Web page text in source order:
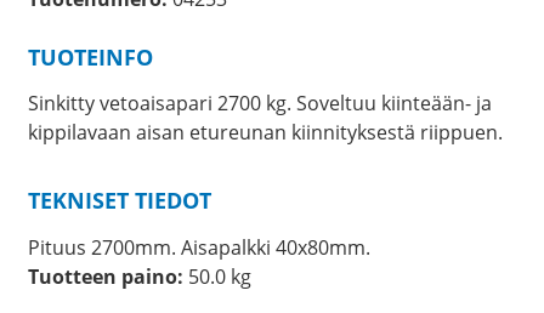
TUOTEINFO
Sinkitty vetoaisapari 2700 kg. Soveltuu kiinteään- ja
kippilavaan aisan etureunan kiinnityksestä riippuen.
TEKNISET TIEDOT
Pituus 2700mm. Aisapalkki 40x80mm.
Tuotteen paino: 50.0 kg